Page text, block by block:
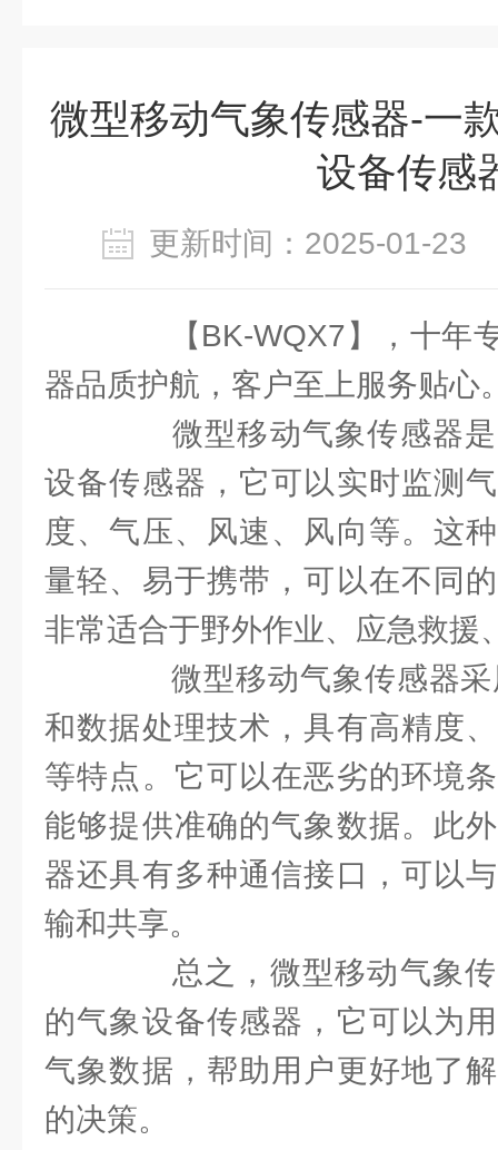
微型移动气象传感器-一
设备传感
更新时间：2025-01-
【BK-WQX7】，十年专
器品质护航，客户至上服务贴心
微型移动气象传感器是
设备传感器，它可以实时监测
度、气压、风速、风向等。这
量轻、易于携带，可以在不同
非常适合于野外作业、应急救援
微型移动气象传感器采
和数据处理技术，具有高精度
等特点。它可以在恶劣的环境
能够提供准确的气象数据。此
器还具有多种通信接口，可以
输和共享。
总之，微型移动气象传
的气象设备传感器，它可以为
气象数据，帮助用户更好地了
的决策。